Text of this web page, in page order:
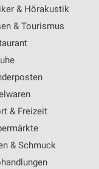
& Hörakustik
& Tourismus
& Freizeit
& Schmuck